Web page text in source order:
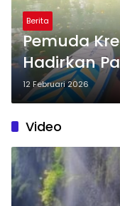
Berita
Pemuda
Hadirkan
Perahu
12 Februari 2026
Video